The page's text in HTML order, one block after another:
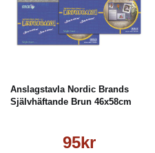
Anslagstavla Nordic Brands
Självhäftande Brun 46x58cm
95kr